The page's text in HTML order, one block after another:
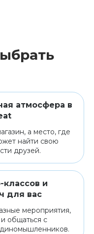
атмосфера в
а место, где
найти свою
друзей.
и
для вас
мероприятия,
общаться с